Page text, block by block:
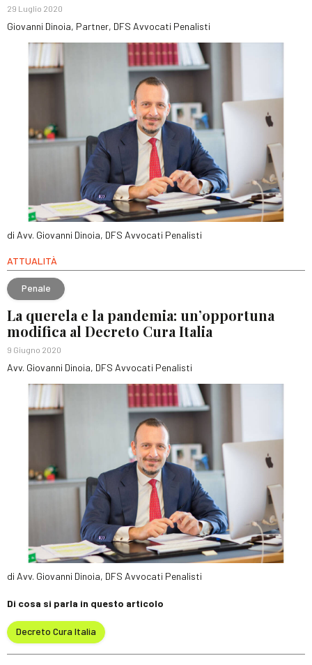
29 Luglio 2020
Giovanni Dinoia, Partner, DFS Avvocati Penalisti
di Avv. Giovanni Dinoia, DFS Avvocati Penalisti
ATTUALITÀ
Penale
La querela e la pandemia: un’opportuna
modifica al Decreto Cura Italia
9 Giugno 2020
Avv. Giovanni Dinoia, DFS Avvocati Penalisti
di Avv. Giovanni Dinoia, DFS Avvocati Penalisti
Di cosa si parla in questo articolo
Decreto Cura Italia